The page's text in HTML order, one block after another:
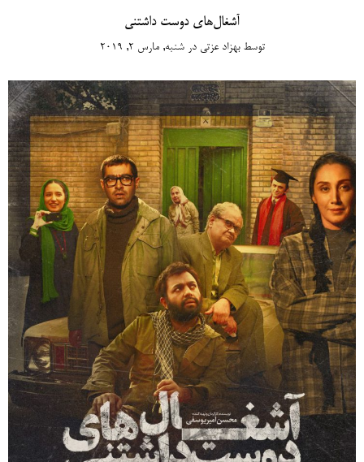
آشغال‌های دوست داشتنی
توسطبهزاد عزتی درشنبه, مارس 2, 2019